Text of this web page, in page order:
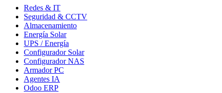
Redes & IT
Seguridad & CCTV
Almacenamiento
Energía Solar
UPS / Energía
Configurador Solar
Configurador NAS
Armador PC
Agentes IA
Odoo ERP